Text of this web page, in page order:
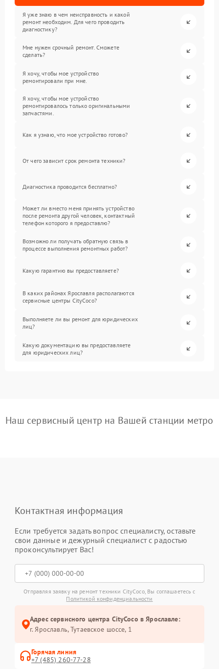
Я уже знаю в чем неисправность и какой
ремонт необходим. Для чего проводить
диагностику?
Мне нужен срочный ремонт. Сможете
сделать?
Я хочу, чтобы мое устройство
ремонтировали при мне.
Я хочу, чтобы мое устройство
ремонтировалось только оригинальными
запчастями.
Как я узнаю, что мое устройство готово?
От чего зависит срок ремонта техники?
Диагностика проводится бесплатно?
Может ли вместо меня принять устройство
после ремонта другой человек, контактный
телефон которого я предоставлю?
Возможно ли получать обратную связь в
процессе выполнения ремонтных работ?
Какую гарантию вы предоставляете?
В каких районах Ярославля располагаются
сервисные центры CityCoco?
Выполняете ли вы ремонт для юридических
лиц?
Какую документацию вы предоставляете
для юридических лиц?
Наш сервисный центр на Вашей станции метро
Контактная информация
Если требуется задать вопрос специалисту, оставьте
свои данные и дежурный специалист с радостью
проконсультирует Вас!
Отправляя заявку на ремонт техники CityCoco, Вы соглашаетесь с
Политикой конфиденциальности
Адрес сервисного центра CityCoco в Ярославле:
г. Ярославль, Тутаевское шоссе, 1
Горячая линия
+7 (485) 260-77-28